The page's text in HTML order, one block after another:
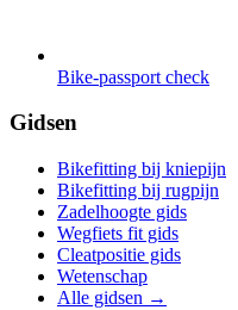
Bike-passport check
Gidsen
Bikefitting bij kniepijn
Bikefitting bij rugpijn
Zadelhoogte gids
Wegfiets fit gids
Cleatpositie gids
Wetenschap
Alle gidsen →